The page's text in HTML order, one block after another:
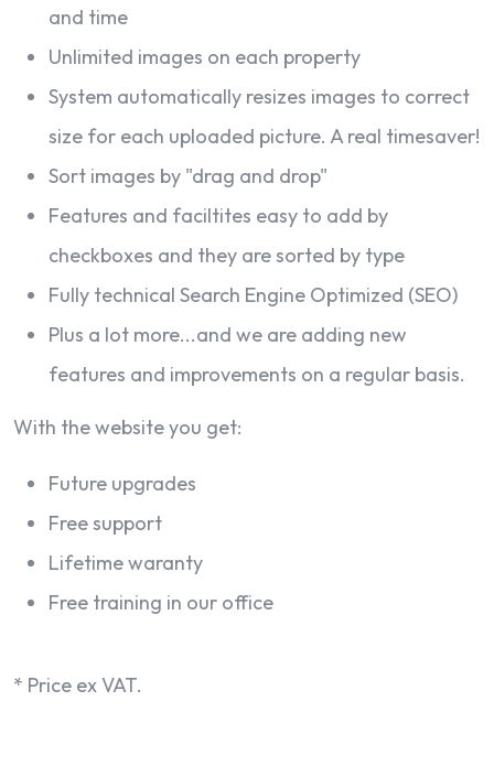
and time
Unlimited images on each property
System automatically resizes images to correct
size for each uploaded picture. A real timesaver!
Sort images by "drag and drop"
Features and faciltites easy to add by
checkboxes and they are sorted by type
Fully technical Search Engine Optimized (SEO)
Plus a lot more...and we are adding new
features and improvements on a regular basis.
With the website you get:
Future upgrades
Free support
Lifetime waranty
Free training in our office
* Price ex VAT.